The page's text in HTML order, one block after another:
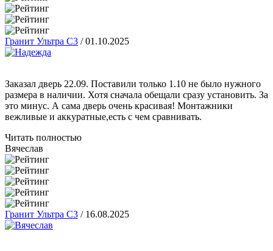
Гранит Ультра С3 /01.10.2025
Заказал дверь 22.09. Поставили только 1.10 не было нужного
размера в наличии. Хотя сначала обещали сразу установить. За
это минус. А сама дверь очень красивая! Монтажники
вежливые и аккуратные,есть с чем сравнивать.
Читать полностью
Вячеслав
Гранит Ультра С3 / 16.08.2025